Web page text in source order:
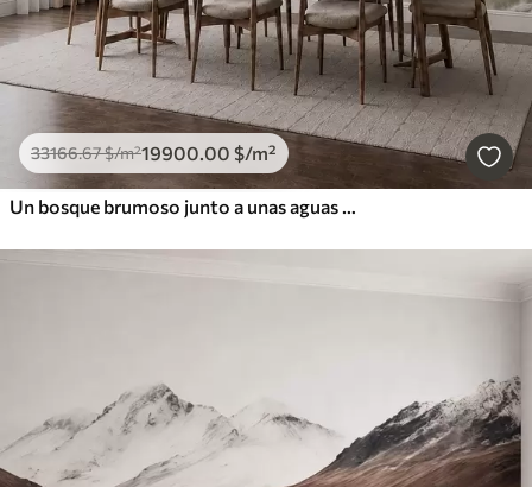
33166.67$/m²19900.00 $/m²
Un bosque brumoso junto a unas aguas tranquilas, en suaves tonos pastel naturales